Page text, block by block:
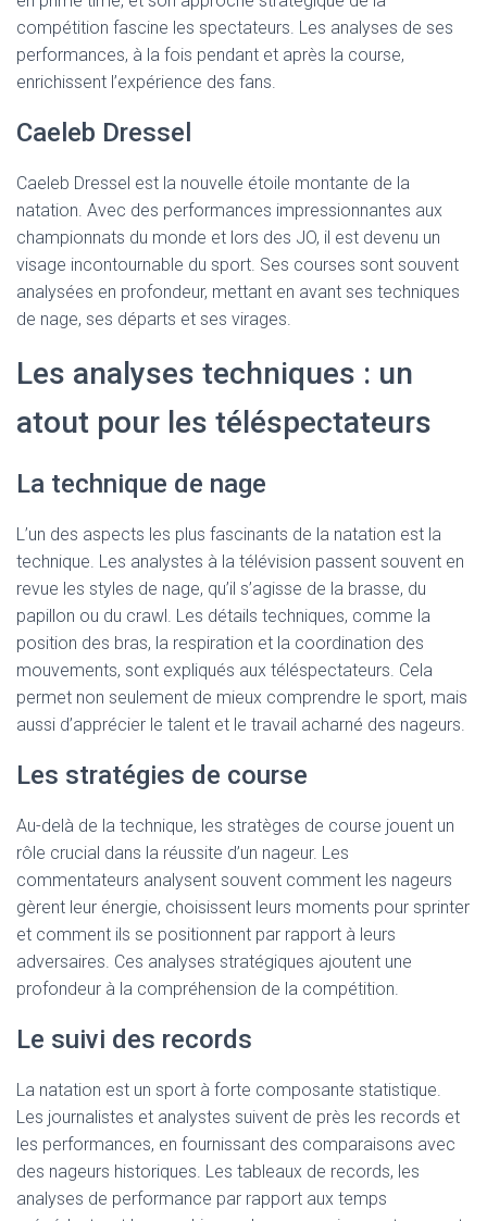
compétition fascine les spectateurs. Les analyses de ses
performances, à la fois pendant et après la course,
enrichissent l’expérience des fans.
Caeleb Dressel
Caeleb Dressel est la nouvelle étoile montante de la
natation. Avec des performances impressionnantes aux
championnats du monde et lors des JO, il est devenu un
visage incontournable du sport. Ses courses sont souvent
analysées en profondeur, mettant en avant ses techniques
de nage, ses départs et ses virages.
Les analyses techniques : un
atout pour les téléspectateurs
La technique de nage
L’un des aspects les plus fascinants de la natation est la
technique. Les analystes à la télévision passent souvent en
revue les styles de nage, qu’il s’agisse de la brasse, du
papillon ou du crawl. Les détails techniques, comme la
position des bras, la respiration et la coordination des
mouvements, sont expliqués aux téléspectateurs. Cela
permet non seulement de mieux comprendre le sport, mais
aussi d’apprécier le talent et le travail acharné des nageurs.
Les stratégies de course
Au-delà de la technique, les stratèges de course jouent un
rôle crucial dans la réussite d’un nageur. Les
commentateurs analysent souvent comment les nageurs
gèrent leur énergie, choisissent leurs moments pour sprinter
et comment ils se positionnent par rapport à leurs
adversaires. Ces analyses stratégiques ajoutent une
profondeur à la compréhension de la compétition.
Le suivi des records
La natation est un sport à forte composante statistique.
Les journalistes et analystes suivent de près les records et
les performances, en fournissant des comparaisons avec
des nageurs historiques. Les tableaux de records, les
analyses de performance par rapport aux temps